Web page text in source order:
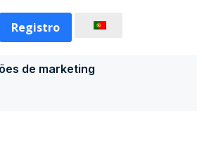
Registro
de marketing